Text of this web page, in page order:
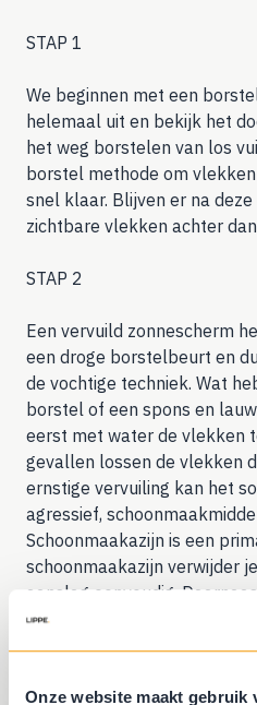
Onze website maakt gebruik
STAP 1
We beginnen met een
helemaal uit en bekijk het
het weg borstelen van los
borstel methode om
snel klaar. Blijven er na
zichtbare vlekken achter
STAP 2
Een vervuild zonnescherm
een droge borstelbeurt en
de vochtige techniek. Wat
borstel of een spons en
eerst met water de vlekken
gevallen lossen de vlekken
ernstige vervuiling kan het
agressief,
Schoonmaakazijn is een
schoonmaakazijn verwijder
aanslag eenvoudig.
weer helemaal op. Poets
met de borstel of de spons
schoon met schoon water.